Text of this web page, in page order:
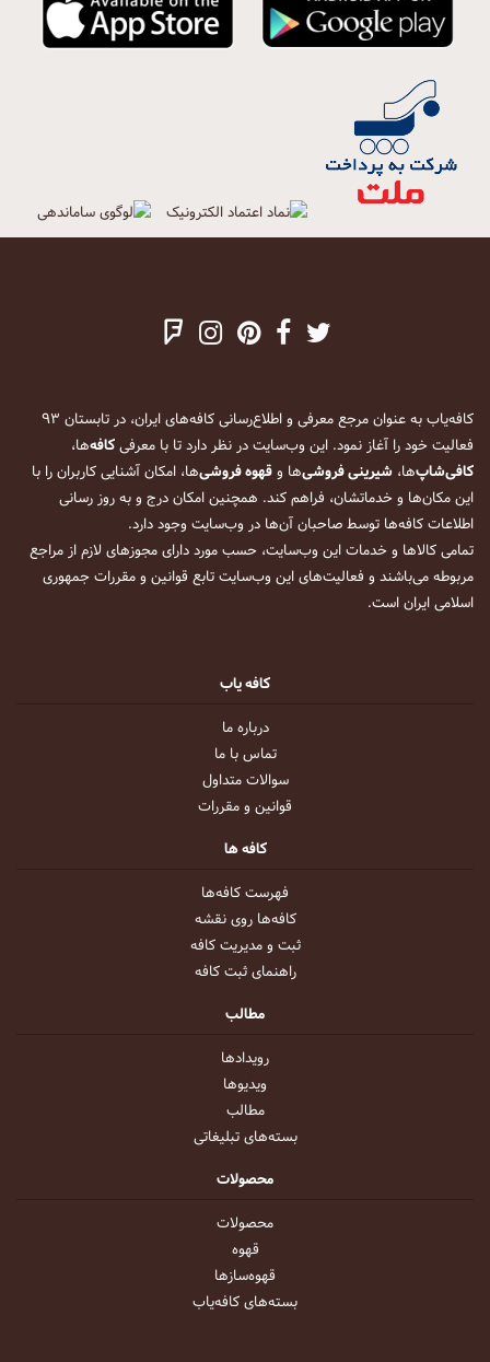
کافه‌یاب به عنوان مرجع معرفی و اطلاع‌رسانی کافه‌های ایران، در تابستان ۹۳
فعالیت خود را آغاز نمود. این وب‌سایت در نظر دارد تا با معرفیکافه‌ها،
کافی‌شاپ‌ها، شیرینی فروشی‌ها وقهوه فروشی‌ها، امکان آشنایی کاربران را با
این مکان‌ها و خدماتشان، فراهم کند. همچنین امکان درج و به روز رسانی
اطلاعات کافه‌ها توسط صاحبان آن‌ها در وب‌سایت وجود دارد.
تمامی کالاها و خدمات این وب‌سایت، حسب مورد دارای مجوزهای لازم از مراجع
مربوطه می‌باشند و فعالیت‌های این وب‌سایت تابع قوانین و مقررات جمهوری
اسلامی ایران است.
کافه یاب
درباره ما
تماس با ما
سوالات متداول
قوانین و مقررات
کافه ها
فهرست کافه‌ها
کافه‌ها روی نقشه
ثبت و مدیریت کافه
راهنمای ثبت کافه
مطالب
رویداد‌ها
ویدیو‌ها
مطالب
بسته‌های تبلیغاتی
محصولات
محصولات
قهوه
قهوه‌ساز‌ها
بسته‌های کافه‌یاب